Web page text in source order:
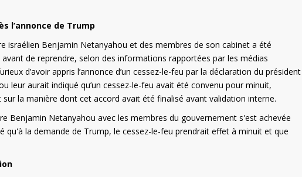
l’annonce de Trump
israélien Benjamin Netanyahou et des membres de son cabinet a été
de reprendre, selon des informations rapportées par les médias
d’avoir appris l’annonce d’un cessez-le-feu par la déclaration du président
leur aurait indiqué qu’un cessez-le-feu avait été convenu pour minuit,
la manière dont cet accord avait été finalisé avant validation interne.
Benjamin Netanyahou avec les membres du gouvernement s'est achevée
qu'à la demande de Trump, le cessez-le-feu prendrait effet à minuit et que